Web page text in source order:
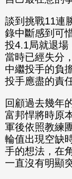
談到挑戰11連
錄中斷感到可
投4.1局就退場
當時已經失分
中繼投手的負
投手應盡的責
回顧過去幾年
富邦悍將時原
軍後依照教練
輪值出現空缺
手的想法，在
一直沒有明顯